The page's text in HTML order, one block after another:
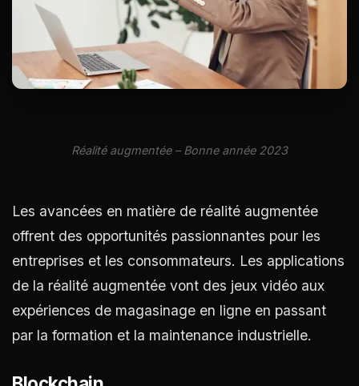
Réalité augmentée – Bonne année 2023
Les avancées en matière de réalité augmentée
offrent des opportunités passionnantes pour les
entreprises et les consommateurs. Les applications
de la réalité augmentée vont des jeux vidéo aux
expériences de magasinage en ligne en passant
par la formation et la maintenance industrielle.